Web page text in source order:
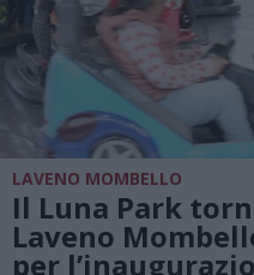
LAVENO MOMBELLO
Il Luna Park
Laveno
per